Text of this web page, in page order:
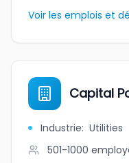
Voir les emplois et
Capital
Industrie: Utilities
501-1000